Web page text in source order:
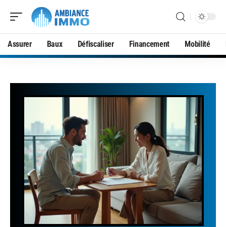
Assurer Baux Défiscaliser Financement Mobilité